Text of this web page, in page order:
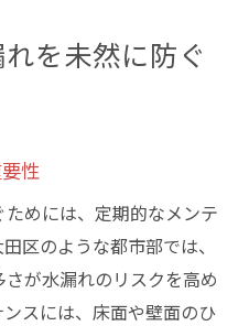
を未然に防ぐ
性
めには、定期的なメンテ
区のような都市部では、
が水漏れのリスクを高め
スには、床面や壁面のひ